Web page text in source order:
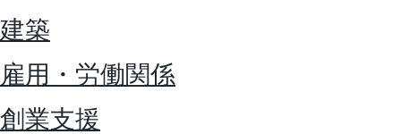
建築
雇用・労働関係
創業支援